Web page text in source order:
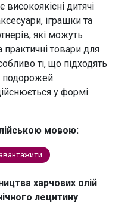
дитячі
іграшки та
які можуть
практичні товари для
ті, що підходять
подорожей.
у формі
мовою:
харчових олій
лецитину